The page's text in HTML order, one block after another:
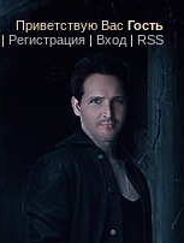
Приветствую Вас Гость
| Регистрация | Вход | RSS